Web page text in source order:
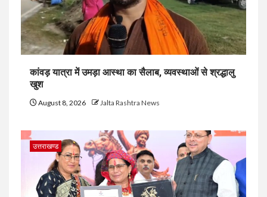
कांवड़ यात्रा में उमड़ा आस्था का सैलाब, व्यवस्थाओं से श्रद्धालु
खुश
August 8, 2026 Jalta Rashtra News
उत्तराखण्ड